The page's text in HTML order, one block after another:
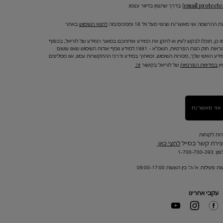
בדרך שתצוין בדיוור עצמו.
ההרשמה אני מאשר/ת שהנני מעל גיל 18 ומסכים/מה לתנאי השימוש באתר
כן, תוכלו לבקש לעיין או לתקן את המידע אודותכם במאגר המידע של לוריאל, בכפוף
להוראות חוק הגנת הפרטיות, תשמ"א – 1981.למידע נוסף אודות השימוש שאנו עושים
האישי שלך, מטרות השימוש, זכויותיך במידע ודרכי ההתקשרות עמנו, אנו ממליצים
במדיניות הפרטיות של לוריאל בקישור זה.
אני מאשר/ת
לקוחות
קשר במייל לחצי כאן
700-393
פעילות: א'-ה' בין השעות 09:00-17:00
עקבי אחרינו